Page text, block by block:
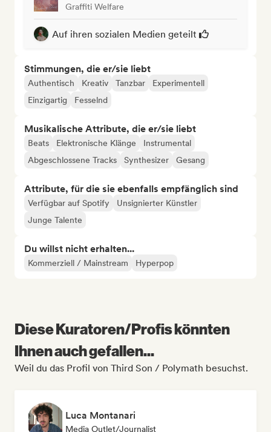
Graffiti Welfare
Auf ihren sozialen Medien geteilt
Stimmungen, die er/sie liebt
Authentisch Kreativ Tanzbar
Experimentell
Einzigartig
Fesselnd
Musikalische Attribute, die er/sie liebt
Beats Elektronische Klänge
Instrumental
Abgeschlossene Tracks
Synthesizer Gesang
Attribute, für die sie ebenfalls empfänglich sind
Verfügbar auf Spotify
Unsignierter Künstler
Junge Talente
Du willst nicht erhalten...
Kommerziell / Mainstream Hyperpop
Diese Kuratoren/Profis könnten
Ihnen auch gefallen...
Weil du das Profil von Third Son / Polymath besuchst.
Luca Montanari
Media Outlet/Journalist